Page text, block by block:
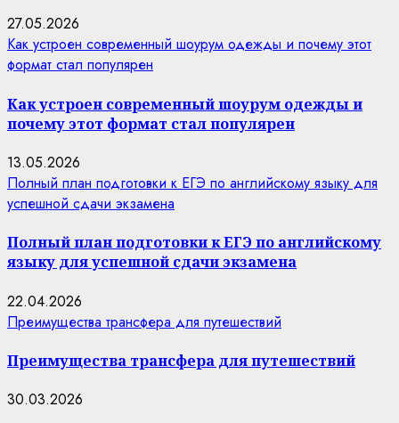
27.05.2026
Как устроен современный шоурум одежды и почему этот
формат стал популярен
Как устроен современный шоурум одежды и
почему этот формат стал популярен
13.05.2026
Полный план подготовки к ЕГЭ по английскому языку для
успешной сдачи экзамена
Полный план подготовки к ЕГЭ по английскому
языку для успешной сдачи экзамена
22.04.2026
Преимущества трансфера для путешествий
Преимущества трансфера для путешествий
30.03.2026